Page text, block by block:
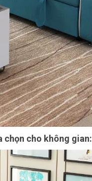
chọn cho không gian: